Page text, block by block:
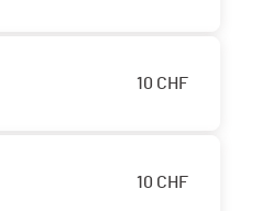
10 CHF
10 CHF